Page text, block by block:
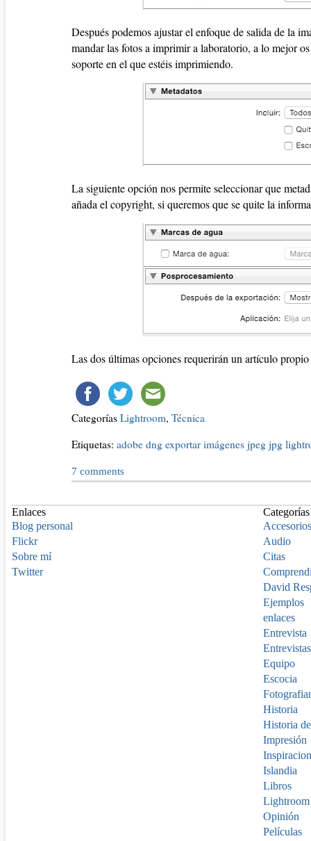
Después podemos ajustar el enfoque de salida de la
mandar las fotos a imprimir a laboratorio, a lo mejor
soporte en el que estéis imprimiendo.
La siguiente opción nos permite seleccionar que
añada el copyright, si queremos que se quite la
Las dos últimas opciones requerirán un artículo
Categorías Lightroom, Técnica
Etiquetas: adobe dng exportar imágenes jpeg jpg
7 comments
Enlaces
Blog personal
Flickr
Sobre mí
Twitter
Categorías
Accesorios
Audio
Citas
David
Ejemplos
enlaces
Entrevista
Entrevistas
Equipo
Escocia
Historia
Historia
Impresión
Islandia
Libros
Lightroom
Opinión
Películas